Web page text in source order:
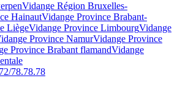
Vidange Région Bruxelles-
HainautVidange Province Brabant-
LiègeVidange Province LimbourgVidange
Province NamurVidange Province
Province Brabant flamandVidange
78.78.78